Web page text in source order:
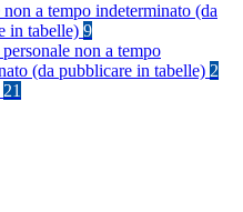
non a tempo indeterminato (da
in tabelle) 9
non a tempo
(da pubblicare in tabelle) 2
21